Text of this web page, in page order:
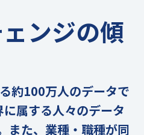
ンジの傾
約100万人のデータで
属する人々のデータ
また、業種・職種が同